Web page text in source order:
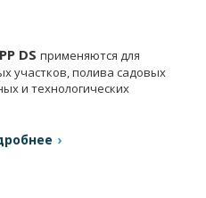
DSприменяются для
участков, полива садовых
и технологических